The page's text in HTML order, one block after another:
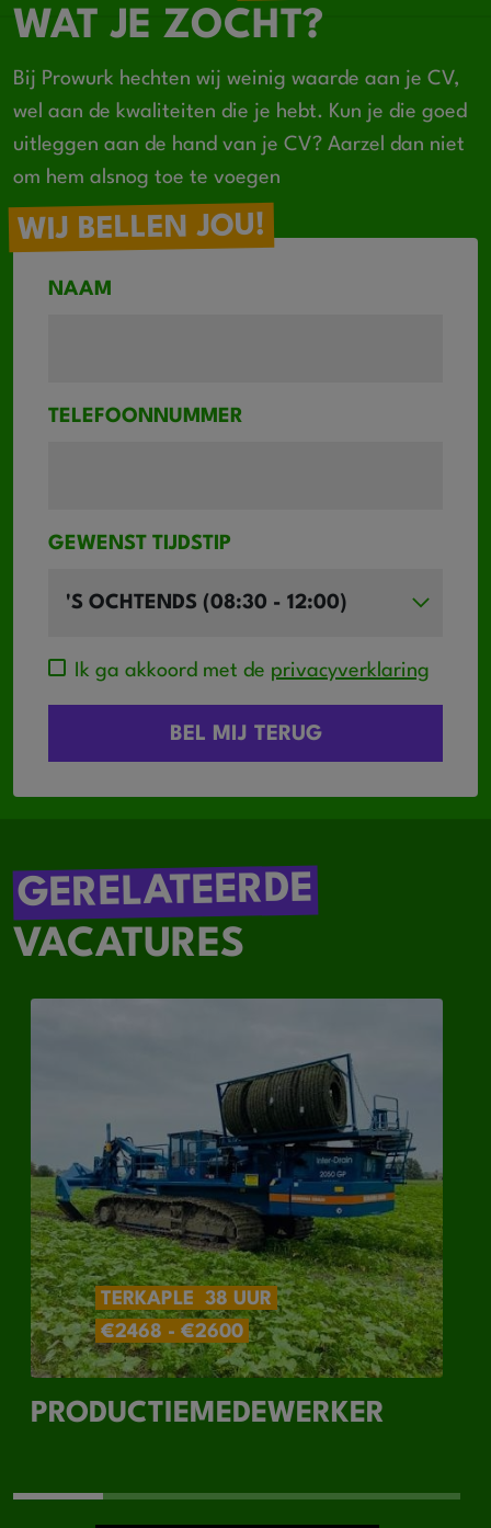
WAT JE ZOCHT?
Bij Prowurk hechten wij weinig waarde aan je CV,
wel aan de kwaliteiten die je hebt. Kun je die goed
uitleggen aan de hand van je CV? Aarzel dan niet
om hem alsnog toe te voegen
WIJ BELLEN JOU!
NAAM
TELEFOONNUMMER
GEWENST TIJDSTIP
Ik ga akkoord met de privacyverklaring
GERELATEERDE
VACATURES
TERKAPLE
38 UUR
€2468 - €2600
PRODUCTIEMEDEWERKER